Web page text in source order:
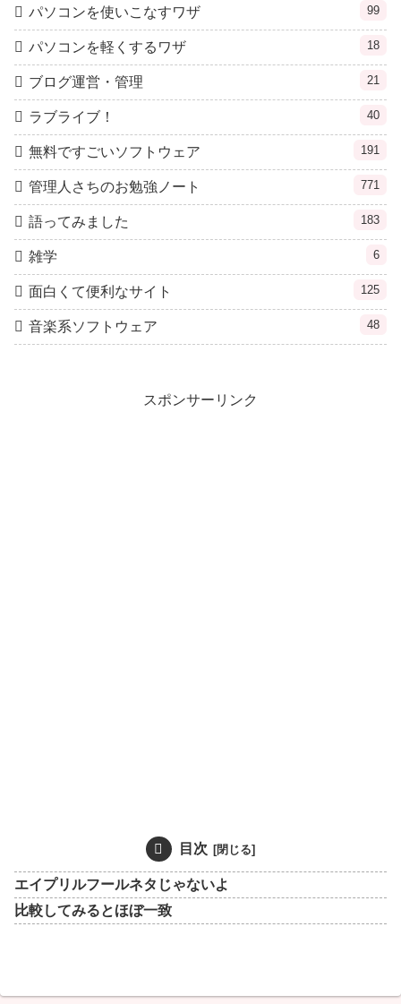
パソコンを使いこなすワザ 99
パソコンを軽くするワザ 18
ブログ運営・管理 21
ラブライブ！ 40
無料ですごいソフトウェア 191
管理人さちのお勉強ノート 771
語ってみました 183
雑学 6
面白くて便利なサイト 125
音楽系ソフトウェア 48
スポンサーリンク
目次
エイプリルフールネタじゃないよ
比較してみるとほぼ一致